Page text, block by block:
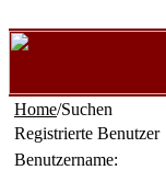
Home/Suchen
Registrierte Benutzer
Benutzername: